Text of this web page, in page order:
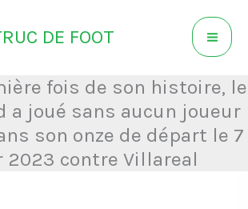
DE FOOT
fois de son histoire, le
a joué sans aucun joueur
son onze de départ le 7
2023 contre Villareal